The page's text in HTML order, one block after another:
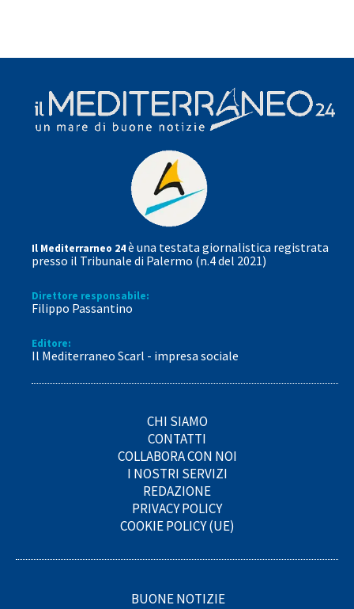
Il Mediterrarneo 24è una testata giornalistica registrata
presso il Tribunale di Palermo (n.4 del 2021)
Direttore responsabile:
Filippo Passantino
Editore:
Il Mediterraneo Scarl - impresa sociale
CHI SIAMO
CONTATTI
COLLABORA CON NOI
I NOSTRI SERVIZI
REDAZIONE
PRIVACY POLICY
COOKIE POLICY (UE)
BUONE NOTIZIE